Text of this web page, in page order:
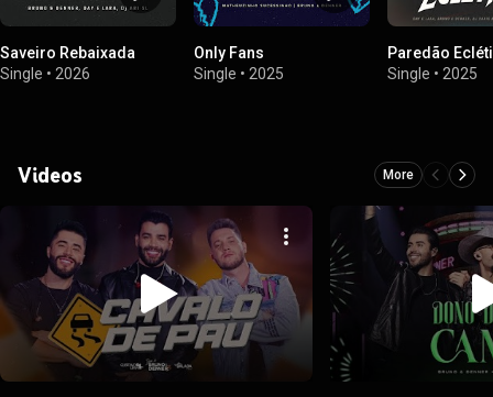
Saveiro Rebaixada
Single • 2026
Only Fans
Single • 2025
Paredão
Single • 2025
Videos More